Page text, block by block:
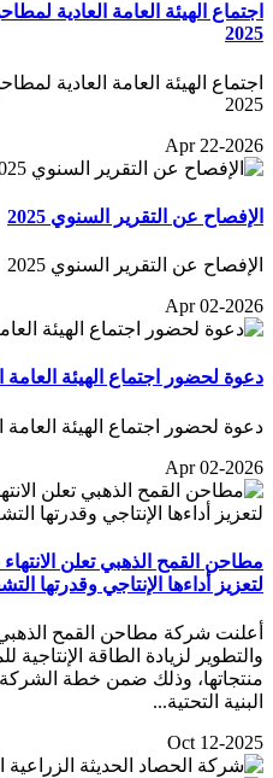
اجتماع الهيئة العامة العادية
2025
اجتماع الهيئة العامة العادية
2025
Apr 22-2026
الإفصاح عن التقرير السنوي 2025
الإفصاح عن التقرير السنوي 2025
Apr 02-2026
دعوة لحضور اجتماع الهيئة العامة
دعوة لحضور اجتماع الهيئة العامة
Apr 02-2026
لتعزيز أداءها الإنتاجي وقدرتها
أعلنت شركة مطاحن القمح الذهبي
والتطوير لزيادة الطاقة
منتجاتها، وذلك ضمن خطة الشركة
البنية التحتية...
Oct 12-2025